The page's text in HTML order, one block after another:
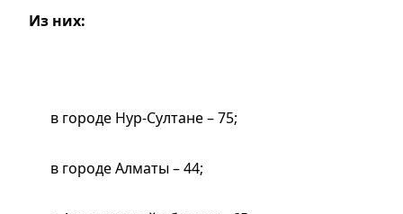
Из них:
в городе Нур-Султане – 75;
в городе Алматы – 44;